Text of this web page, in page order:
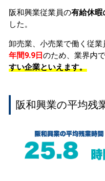
阪和興業従業員の有給休暇
した。
卸売業、小売業で働く従業
年間9.9日のため、業界内
すい企業といえます。
阪和興業の平均残